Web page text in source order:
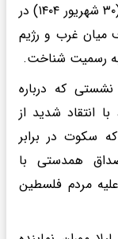
به گزارش ایرنا، دولت انگلیس روز یکشنبه (۳۰ شهریور ۱۴۰۴) در
میان غرب و رژیم
رسمیت شناخت.
نشستی که درباره
انتقاد شدید از
سکوت در برابر
همدستی با
مردم فلسطین